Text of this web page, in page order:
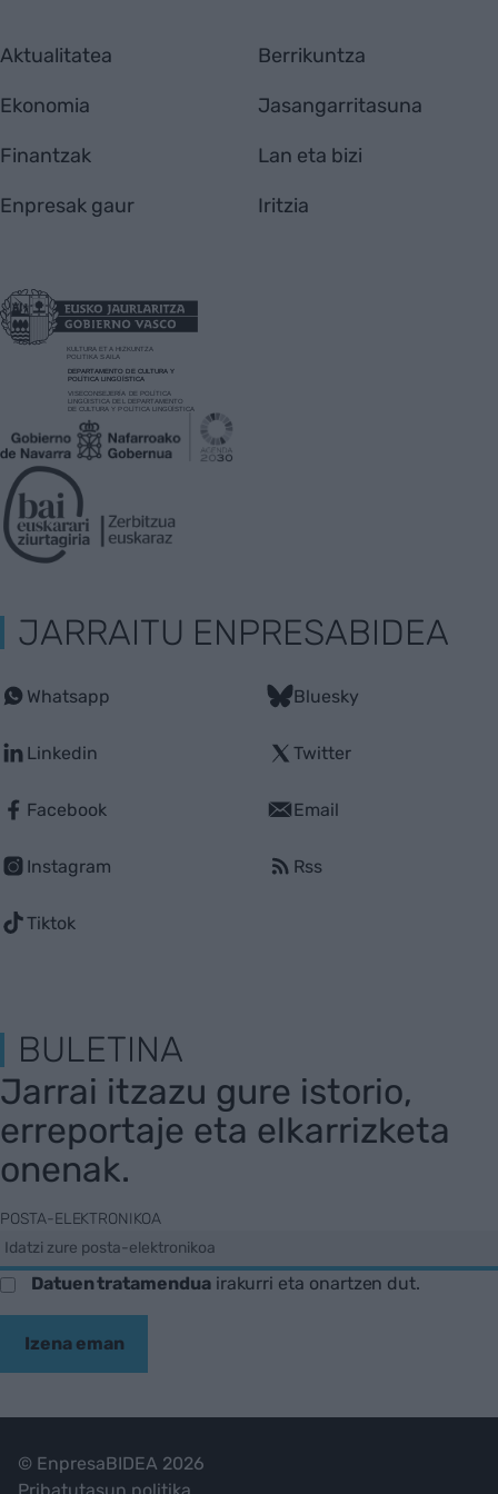
Aktualitatea
Ekonomia
Finantzak
Enpresak gaur
Berrikuntza
Jasangarritasuna
Lan eta bizi
Iritzia
JARRAITU ENPRESABIDEA
Whatsapp
Linkedin
Facebook
Instagram
Tiktok
Bluesky
Twitter
Email
Rss
BULETINA
Jarrai itzazu gure istorio,
erreportaje eta elkarrizketa
onenak.
POSTA-ELEKTRONIKOA
Datuen tratamenduairakurri eta onartzen dut.
Izena eman
© EnpresaBIDEA 2026